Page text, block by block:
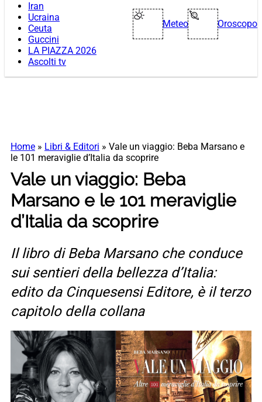
Iran
Ucraina
Ceuta
Guccini
LA PIAZZA 2026
Ascolti tv
Meteo Oroscopo
Home » Libri & Editori » Vale un viaggio: Beba Marsano e
le 101 meraviglie d’Italia da scoprire
Vale un viaggio: Beba
Marsano e le 101 meraviglie
d’Italia da scoprire
Il libro di Beba Marsano che conduce
sui sentieri della bellezza d’Italia:
edito da Cinquesensi Editore, è il terzo
capitolo della collana